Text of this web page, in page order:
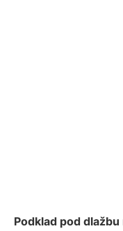
Podklad pod